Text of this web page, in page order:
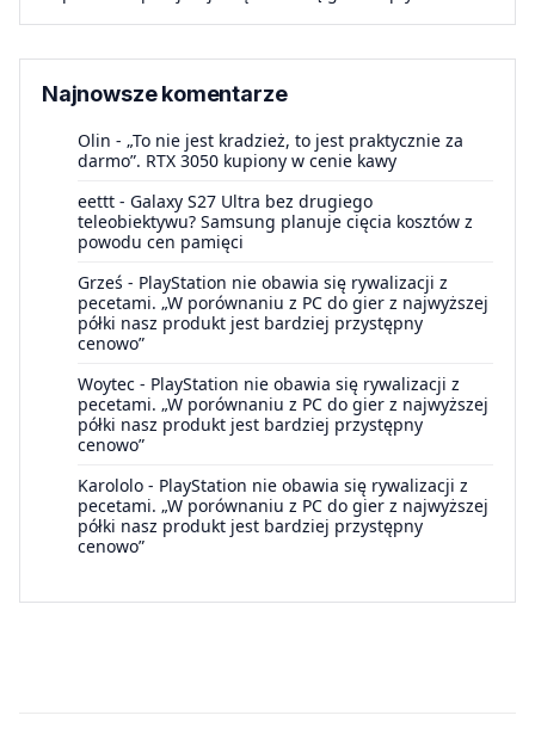
Najnowsze komentarze
Olin - „To nie jest kradzież, to jest praktycznie za
darmo”. RTX 3050 kupiony w cenie kawy
eettt - Galaxy S27 Ultra bez drugiego
teleobiektywu? Samsung planuje cięcia kosztów z
powodu cen pamięci
Grześ - PlayStation nie obawia się rywalizacji z
pecetami. „W porównaniu z PC do gier z najwyższej
półki nasz produkt jest bardziej przystępny
cenowo”
Woytec - PlayStation nie obawia się rywalizacji z
pecetami. „W porównaniu z PC do gier z najwyższej
półki nasz produkt jest bardziej przystępny
cenowo”
Karololo - PlayStation nie obawia się rywalizacji z
pecetami. „W porównaniu z PC do gier z najwyższej
półki nasz produkt jest bardziej przystępny
cenowo”